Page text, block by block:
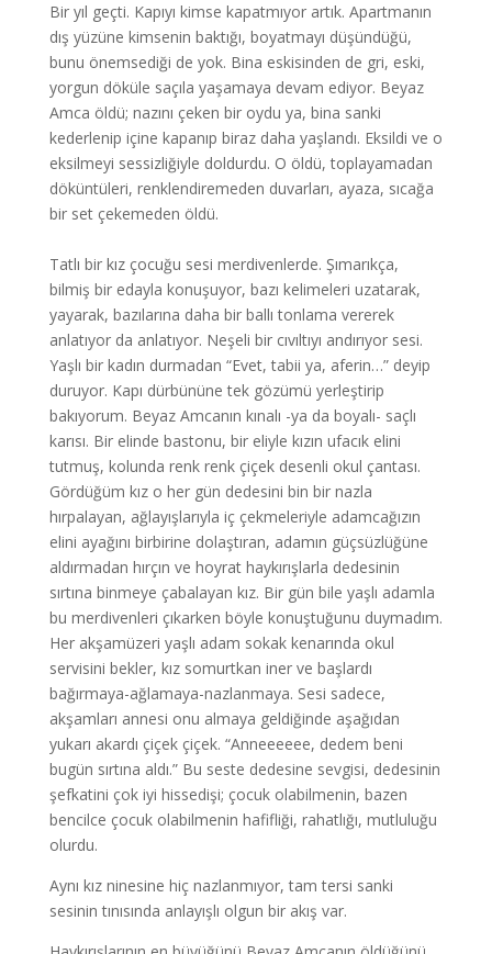
Bir yıl geçti. Kapıyı kimse kapatmıyor artık. Apartmanın
dış yüzüne kimsenin baktığı, boyatmayı düşündüğü,
bunu önemsediği de yok. Bina eskisinden de gri, eski,
yorgun döküle saçıla yaşamaya devam ediyor. Beyaz
Amca öldü; nazını çeken bir oydu ya, bina sanki
kederlenip içine kapanıp biraz daha yaşlandı. Eksildi ve o
eksilmeyi sessizliğiyle doldurdu. O öldü, toplayamadan
döküntüleri, renklendiremeden duvarları, ayaza, sıcağa
bir set çekemeden öldü.
Tatlı bir kız çocuğu sesi merdivenlerde. Şımarıkça,
bilmiş bir edayla konuşuyor, bazı kelimeleri uzatarak,
yayarak, bazılarına daha bir ballı tonlama vererek
anlatıyor da anlatıyor. Neşeli bir cıvıltıyı andırıyor sesi.
Yaşlı bir kadın durmadan “Evet, tabii ya, aferin…” deyip
duruyor. Kapı dürbününe tek gözümü yerleştirip
bakıyorum. Beyaz Amcanın kınalı -ya da boyalı- saçlı
karısı. Bir elinde bastonu, bir eliyle kızın ufacık elini
tutmuş, kolunda renk renk çiçek desenli okul çantası.
Gördüğüm kız o her gün dedesini bin bir nazla
hırpalayan, ağlayışlarıyla iç çekmeleriyle adamcağızın
elini ayağını birbirine dolaştıran, adamın güçsüzlüğüne
aldırmadan hırçın ve hoyrat haykırışlarla dedesinin
sırtına binmeye çabalayan kız. Bir gün bile yaşlı adamla
bu merdivenleri çıkarken böyle konuştuğunu duymadım.
Her akşamüzeri yaşlı adam sokak kenarında okul
servisini bekler, kız somurtkan iner ve başlardı
bağırmaya-ağlamaya-nazlanmaya. Sesi sadece,
akşamları annesi onu almaya geldiğinde aşağıdan
yukarı akardı çiçek çiçek. “Anneeeeee, dedem beni
bugün sırtına aldı.” Bu seste dedesine sevgisi, dedesinin
şefkatini çok iyi hissedişi; çocuk olabilmenin, bazen
bencilce çocuk olabilmenin hafifliği, rahatlığı, mutluluğu
olurdu.
Aynı kız ninesine hiç nazlanmıyor, tam tersi sanki
sesinin tınısında anlayışlı olgun bir akış var.